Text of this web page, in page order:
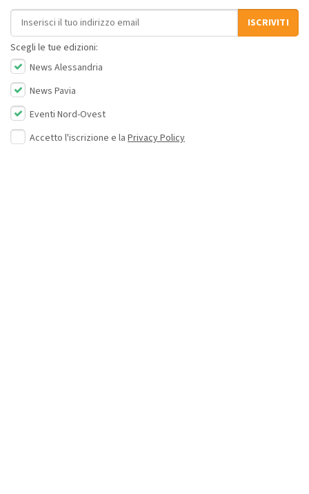
Indirizzo email
ISCRIVITI
Scegli le tue edizioni:
News Alessandria
News Pavia
Eventi Nord-Ovest
Accetto l'iscrizione e la Privacy Policy